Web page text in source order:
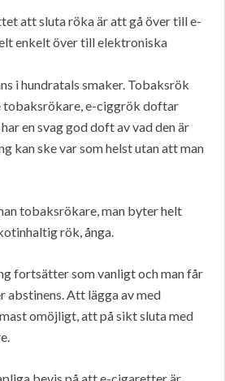
att sluta röka är att gå över till e-
enkelt över till elektroniska
i hundratals smaker. Tobaksrök
e-ciggrök doftar
en svag god doft av vad den är
kan ske var som helst utan att man
tobaksrökare, man byter helt
rök, ånga.
fortsätter som vanligt och man får
abstinens. Att lägga av med
omöjligt, att på sikt sluta med